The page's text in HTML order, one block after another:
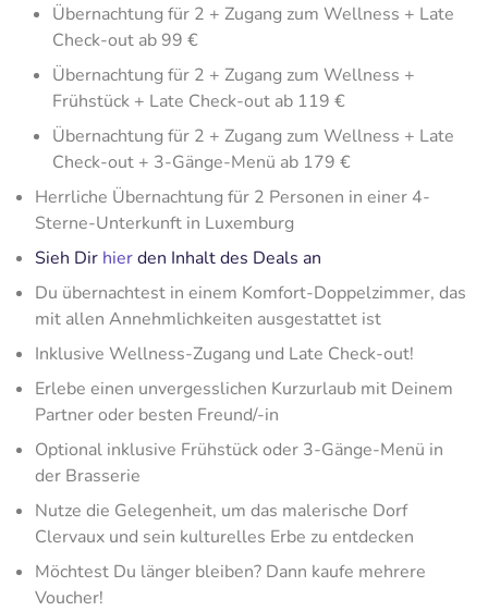
Übernachtung für 2 + Zugang zum Wellness + Late
Check-out ab 99 €
Übernachtung für 2 + Zugang zum Wellness +
Frühstück + Late Check-out ab 119 €
Übernachtung für 2 + Zugang zum Wellness + Late
Check-out + 3-Gänge-Menü ab 179 €
Herrliche Übernachtung für 2 Personen in einer 4-
Sterne-Unterkunft in Luxemburg
Sieh Dir hierden Inhalt des Deals an
Du übernachtest in einem Komfort-Doppelzimmer, das
mit allen Annehmlichkeiten ausgestattet ist
Inklusive Wellness-Zugang und Late Check-out!
Erlebe einen unvergesslichen Kurzurlaub mit Deinem
Partner oder besten Freund/-in
Optional inklusive Frühstück oder 3-Gänge-Menü in
der Brasserie
Nutze die Gelegenheit, um das malerische Dorf
Clervaux und sein kulturelles Erbe zu entdecken
Möchtest Du länger bleiben? Dann kaufe mehrere
Voucher!